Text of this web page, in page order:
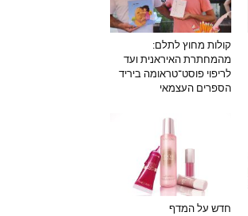
קולות מחוץ לתלם:
מהמחתרת האיראנית ועד
לריפוי פוסט־טראומה ביריד
הספרים העצמאי
חדש על המדף